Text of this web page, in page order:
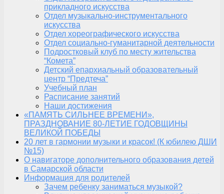
прикладного искусства
Отдел музыкально-инструментального
искусства
Отдел хореографического искусства
Отдел социально-гуманитарной деятельности
Подростковый клуб по месту жительства
“Комета”
Детский епархиальный образовательный
центр “Предтеча”
Учебный план
Расписание занятий
Наши достижения
«ПАМЯТЬ СИЛЬНЕЕ ВРЕМЕНИ»,
ПРАЗДНОВАНИЕ 80-ЛЕТИЕ ГОДОВЩИНЫ
ВЕЛИКОЙ ПОБЕДЫ
20 лет в гармонии музыки и красок! (К юбилею ДШИ
№15)
О навигаторе дополнительного образования детей
в Самарской области
Информация для родителей
Зачем ребенку заниматься музыкой?